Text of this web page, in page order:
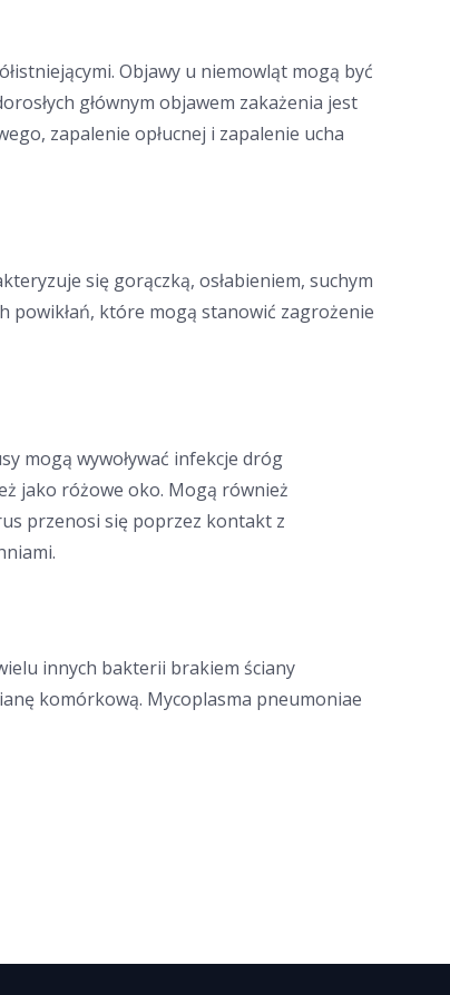
Objawy u niemowląt mogą być
głównym objawem zakażenia jest
zapalenie opłucnej i zapalenie ucha
się gorączką, osłabieniem, suchym
powikłań, które mogą stanowić zagrożenie
mogą wywoływać infekcje dróg
jako różowe oko. Mogą również
przenosi się poprzez kontakt z
innych bakterii brakiem ściany
komórkową. Mycoplasma pneumoniae